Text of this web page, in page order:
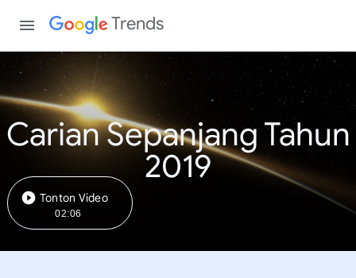
Trends
Carian Sepanjang Tahun
2019
Tonton Video
02:06